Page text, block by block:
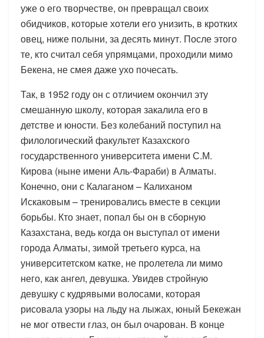
уже о его творчестве, он превращал своих
обидчиков, которые хотели его унизить, в кротких
овец, ниже полыни, за десять минут. После этого
те, кто считал себя упрямцами, проходили мимо
Бекена, не смея даже ухо почесать.
Так, в 1952 году он с отличием окончил эту
смешанную школу, которая закалила его в
детстве и юности. Без колебаний поступил на
филологический факультет Казахского
государственного университета имени С.М.
Кирова (ныне имени Аль-Фараби) в Алматы.
Конечно, они с Калаганом – Калиханом
Искаковым – тренировались вместе в секции
борьбы. Кто знает, попал бы он в сборную
Казахстана, ведь когда он выступал от имени
города Алматы, зимой третьего курса, на
университетском катке, не пролетела ли мимо
него, как ангел, девушка. Увидев стройную
девушку с кудрявыми волосами, которая
рисовала узоры на льду на лыжах, юный Бекежан
не мог отвести глаз, он был очарован. В конце